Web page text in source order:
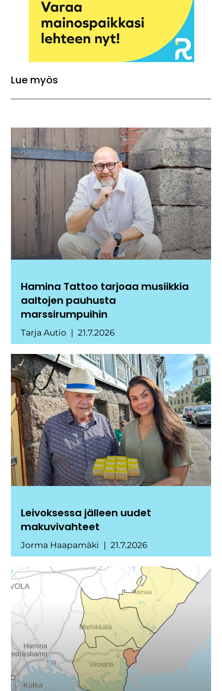
Lue myös
Hamina Tattoo tarjoaa musiikkia
aaltojen pauhusta
marssirumpuihin
Tarja Autio 21.7.2026
Leivoksessa jälleen uudet
makuvivahteet
Jorma Haapamäki 21.7.2026